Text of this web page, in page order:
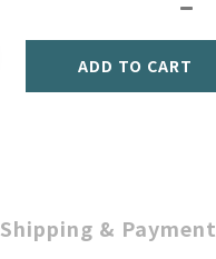
ADD TO CART
Shipping & Payment